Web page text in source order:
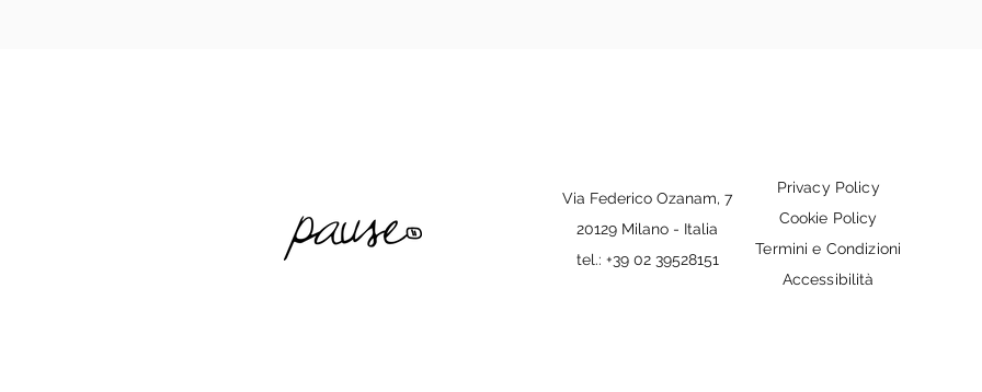
Via Federico Ozanam, 7
20129 Milano - Italia
tel.: +39 02 39528151
Privacy Policy
Cookie Policy
Termini e Condizioni
Accessibilità